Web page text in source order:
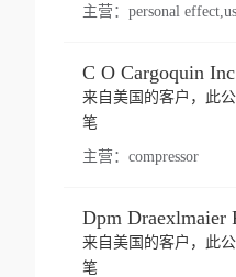
主营：
C O Cargoquin
来自美国的客户，此
笔
主营： compressor
来自美国的客户，此
笔